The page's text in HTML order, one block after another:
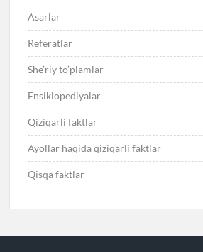
Asarlar
Referatlar
She’riy to’plamlar
Ensiklopediyalar
Qiziqarli faktlar
Ayollar haqida qiziqarli faktlar
Qisqa faktlar